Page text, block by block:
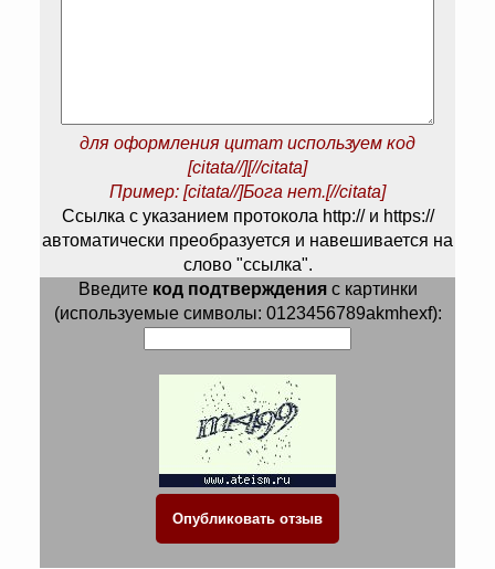
для оформления цитат используем код
[citata//][//citata]
Пример: [citata//]Бога нет.[//citata]
Ссылка с указанием протокола http:// и https://
автоматически преобразуется и навешивается на
слово "ссылка".
Введите код подтвержденияс картинки
(используемые символы: 0123456789akmhexf):